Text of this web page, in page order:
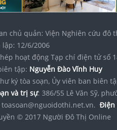
chủ quản: Viện Nghiên cứu đô
lập: 12/6/2006
hoạt động Tạp chí điện tử số
tập: Nguyễn Đào Vĩnh Huy
ký tòa soạn, Ủy viên ban biên
và trị sự: 386/55 Lê Văn Sỹ,
toasoan@nguoidothi.net.vn. Điện
© 2017 Người Đô Thị Online